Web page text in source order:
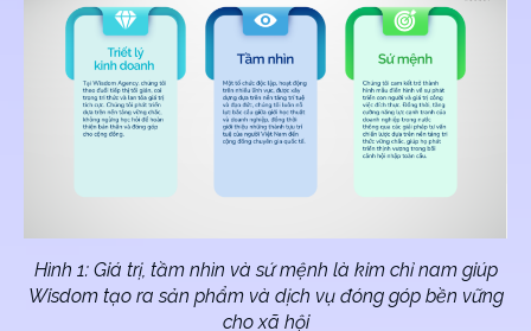
Hình 1: Giá trị, tầm nhìn và sứ mệnh là kim chỉ nam giúp
Wisdom tạo ra sản phẩm và dịch vụ đóng góp bền vững
cho xã hội